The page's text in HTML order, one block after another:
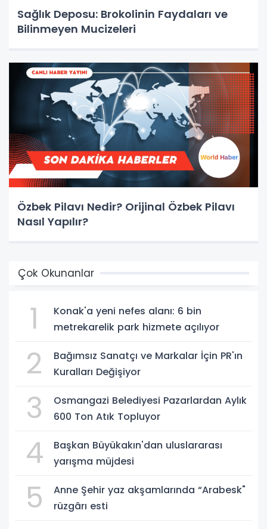
Sağlık Deposu: Brokolinin Faydaları ve
Bilinmeyen Mucizeleri
Özbek Pilavı Nedir? Orijinal Özbek Pilavı
Nasıl Yapılır?
Çok Okunanlar
1
Konak'a yeni nefes alanı: 6 bin
metrekarelik park hizmete açılıyor
2
Bağımsız Sanatçı ve Markalar İçin PR'ın
Kuralları Değişiyor
3
Osmangazi Belediyesi Pazarlardan Aylık
600 Ton Atık Topluyor
4
Başkan Büyükakın'dan uluslararası
yarışma müjdesi
5
Anne Şehir yaz akşamlarında “Arabesk"
rüzgârı esti